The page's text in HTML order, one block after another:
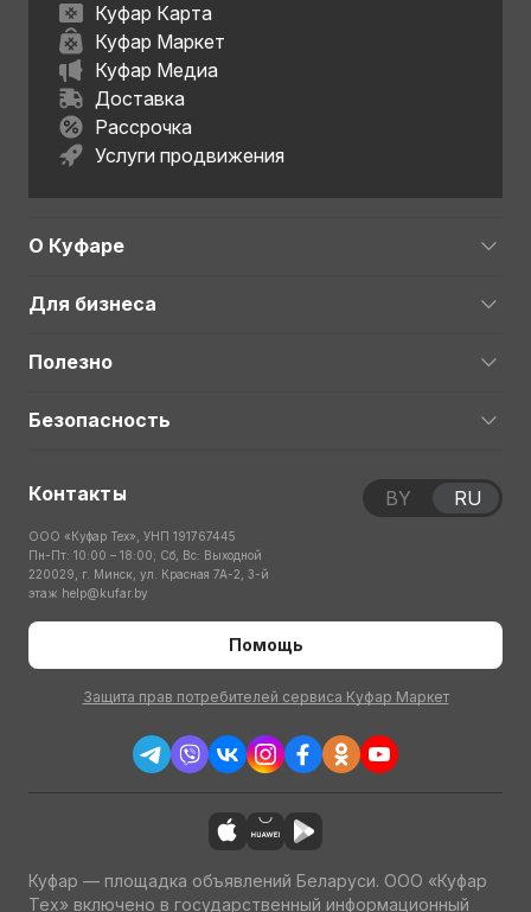
Куфар Карта
Куфар Маркет
Куфар Медиа
Доставка
Рассрочка
Услуги продвижения
О Куфаре
Для бизнеса
Полезно
Безопасность
Контакты
ООО «Куфар Тех», УНП 191767445
Пн-Пт: 10:00 – 18:00; Сб, Вс: Выходной
220029, г. Минск, ул. Красная 7А-2, 3-й
этаж help@kufar.by
Помощь
Защита прав потребителей сервиса Куфар Маркет
BY RU
Куфар — площадка объявлений Беларуси. ООО «Куфар
Тех» включено в государственный информационный